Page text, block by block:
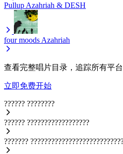
Pullup Azahriah & DESH
four moods Azahriah
查看完整唱片目录，追踪所有平台
立即免费开始
?????? ????????
?????? ??????????????????
???????